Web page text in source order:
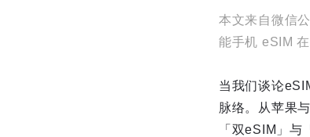
本文来自微信公
能手机 eSIM
当我们谈论
脉络。从苹果
「双eSIM」